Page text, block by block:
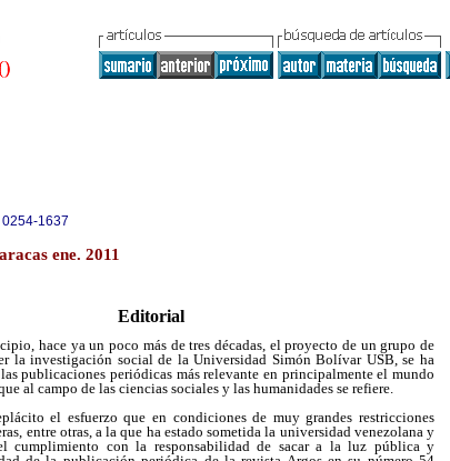
0254-1637
ene. 2011
Editorial
hace ya un poco más de tres décadas, el proyecto de un grupo de
la investigación social de la Universidad Simón Bolívar USB, se ha
publicaciones periódicas más relevante en principalmente el mundo
al campo de las ciencias sociales y las humanidades se refiere.
el esfuerzo que en condiciones de muy grandes restricciones
entre otras, a la que ha estado sometida la universidad venezolana y
cumplimiento con la responsabilidad de sacar a la luz pública y